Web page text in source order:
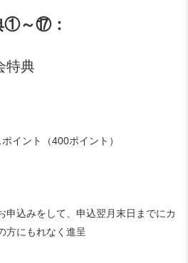
①～⑰：
特典
イント（400ポイント）
申込みをして、申込翌月末日までにカ
方にもれなく進呈